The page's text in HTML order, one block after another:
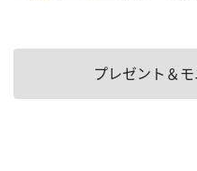
プレゼント＆